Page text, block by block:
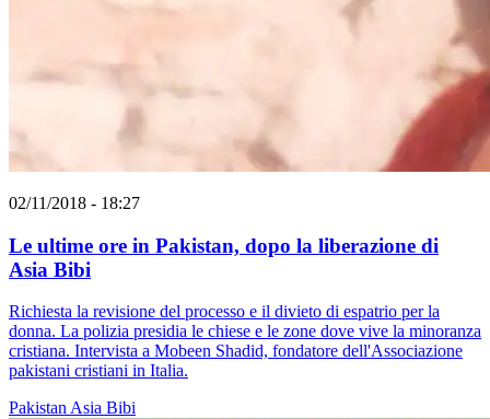
02/11/2018 - 18:27
Le ultime ore in Pakistan, dopo la liberazione di
Asia Bibi
Richiesta la revisione del processo e il divieto di espatrio per la
donna. La polizia presidia le chiese e le zone dove vive la minoranza
cristiana. Intervista a Mobeen Shadid, fondatore dell'Associazione
pakistani cristiani in Italia.
PakistanAsia Bibi